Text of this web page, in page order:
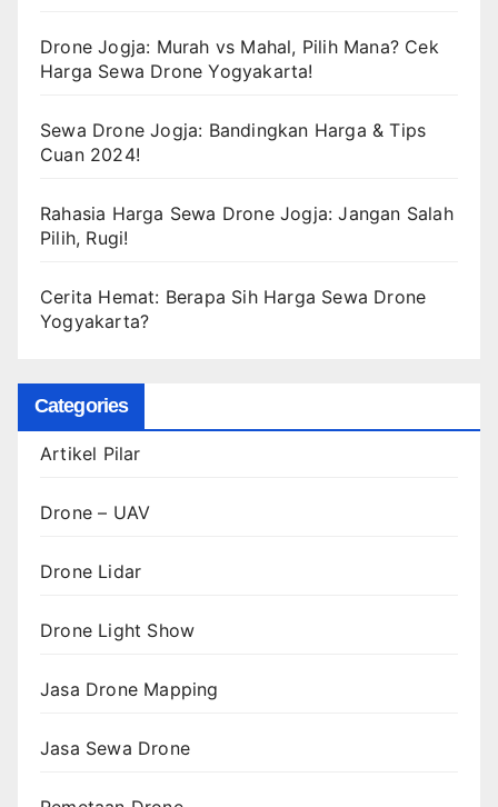
Drone Jogja: Murah vs Mahal, Pilih Mana? Cek
Harga Sewa Drone Yogyakarta!
Sewa Drone Jogja: Bandingkan Harga & Tips
Cuan 2024!
Rahasia Harga Sewa Drone Jogja: Jangan Salah
Pilih, Rugi!
Cerita Hemat: Berapa Sih Harga Sewa Drone
Yogyakarta?
Categories
Artikel Pilar
Drone – UAV
Drone Lidar
Drone Light Show
Jasa Drone Mapping
Jasa Sewa Drone